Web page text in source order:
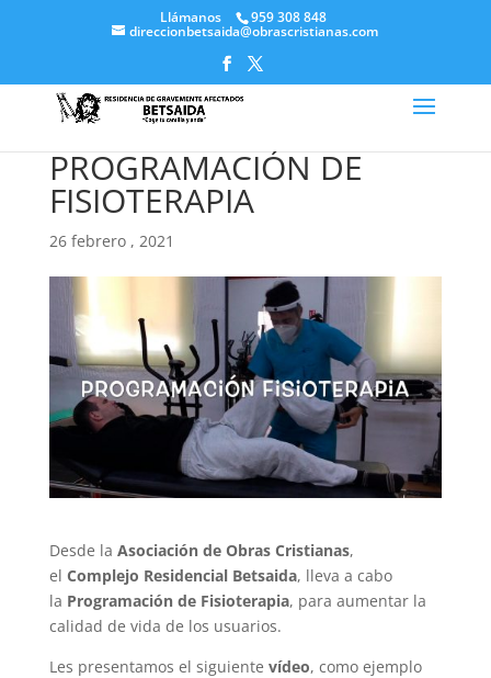
Llámanos 959 308 848
direccionbetsaida@obrascristianas.com
PROGRAMACIÓN DE
FISIOTERAPIA
26 febrero , 2021
Desde la Asociación de Obras Cristianas,
el Complejo Residencial Betsaida, lleva a cabo
la Programación de Fisioterapia, para aumentar la
calidad de vida de los usuarios.
Les presentamos el siguiente vídeo, como ejemplo